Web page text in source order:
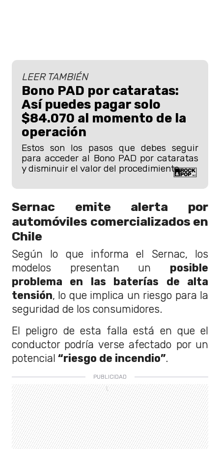
LEER TAMBIÉN
Bono PAD por cataratas:
Así puedes pagar solo
$84.070 al momento de la
operación
Estos son los pasos que debes seguir
para acceder al Bono PAD por cataratas
y disminuir el valor del procedimiento.
Sernac emite alerta por
automóviles comercializados en
Chile
Según lo que informa el Sernac, los
modelos presentan un posible
problema en las baterías de alta
tensión, lo que implica un riesgo para la
seguridad de los consumidores.
El peligro de esta falla está en que el
conductor podría verse afectado por un
potencial “riesgo de incendio”.